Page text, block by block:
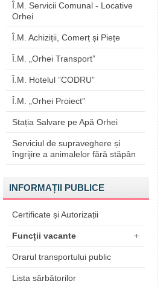
Î.M. Servicii Comunal - Locative
Orhei
Î.M. Achiziții, Comerț și Piețe
Î.M. „Orhei Transport”
Î.M. Hotelul ”CODRU”
Î.M. „Orhei Proiect”
Stația Salvare pe Apă Orhei
Serviciul de supraveghere și
îngrijire a animalelor fără stăpân
INFORMAȚII PUBLICE
Certificate și Autorizații
Funcții vacante +
Orarul transportului public
Lista sărbătorilor